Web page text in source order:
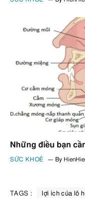
Những điều bạn
SỨC KHOẺ By
TAGS : lợi ích của lô